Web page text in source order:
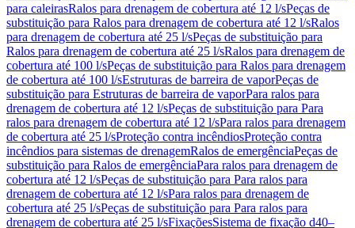
para caleirasRalos para drenagem de cobertura até 12 l/sPeças de
substituição para Ralos para drenagem de cobertura até 12 l/sRalos
para drenagem de cobertura até 25 l/sPeças de substituição para
Ralos para drenagem de cobertura até 25 l/sRalos para drenagem de
cobertura até 100 l/sPeças de substituição para Ralos para drenagem
de cobertura até 100 l/sEstruturas de barreira de vaporPeças de
substituição para Estruturas de barreira de vaporPara ralos para
drenagem de cobertura até 12 l/sPeças de substituição para Para
ralos para drenagem de cobertura até 12 l/sPara ralos para drenagem
de cobertura até 25 l/sProteção contra incêndiosProteção contra
incêndios para sistemas de drenagemRalos de emergênciaPeças de
substituição para Ralos de emergênciaPara ralos para drenagem de
cobertura até 12 l/sPeças de substituição para Para ralos para
drenagem de cobertura até 12 l/sPara ralos para drenagem de
cobertura até 25 l/sPeças de substituição para Para ralos para
drenagem de cobertura até 25 l/sFixaçõesSistema de fixação d40–